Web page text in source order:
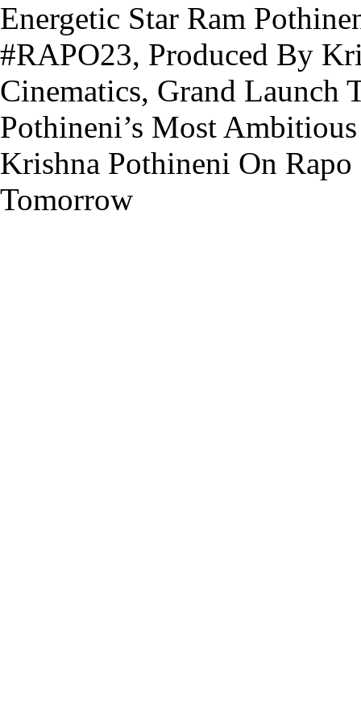
Energetic Star Ram
#RAPO23, Produced By
Cinematics, Grand Launch
Pothineni’s Most
Krishna Pothineni On
Tomorrow